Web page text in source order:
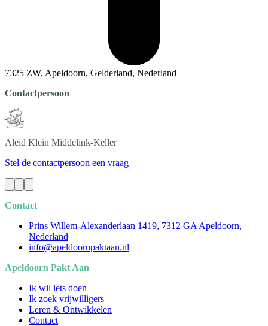
7325 ZW, Apeldoorn, Gelderland, Nederland
Contactpersoon
Aleid Klein Middelink-Keller
Stel de contactpersoon een vraag
Contact
Prins Willem-Alexanderlaan 1419, 7312 GA Apeldoorn,
Nederland
info@apeldoornpaktaan.nl
Apeldoorn Pakt Aan
Ik wil iets doen
Ik zoek vrijwilligers
Leren & Ontwikkelen
Contact